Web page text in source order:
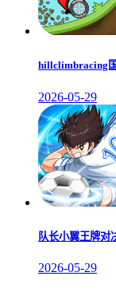
hillclimbracing
2026-05-29
队长小翼王牌对
2026-05-29